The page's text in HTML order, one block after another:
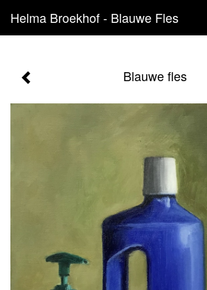
Helma Broekhof - Blauwe Fles
Blauwe fles